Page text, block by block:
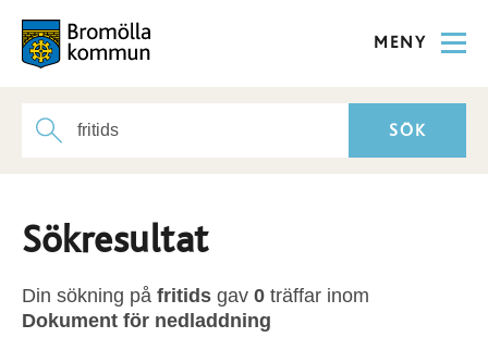
MENY
Sökresultat
Din sökning på fritids gav 0 träffar inom
Dokument för nedladdning